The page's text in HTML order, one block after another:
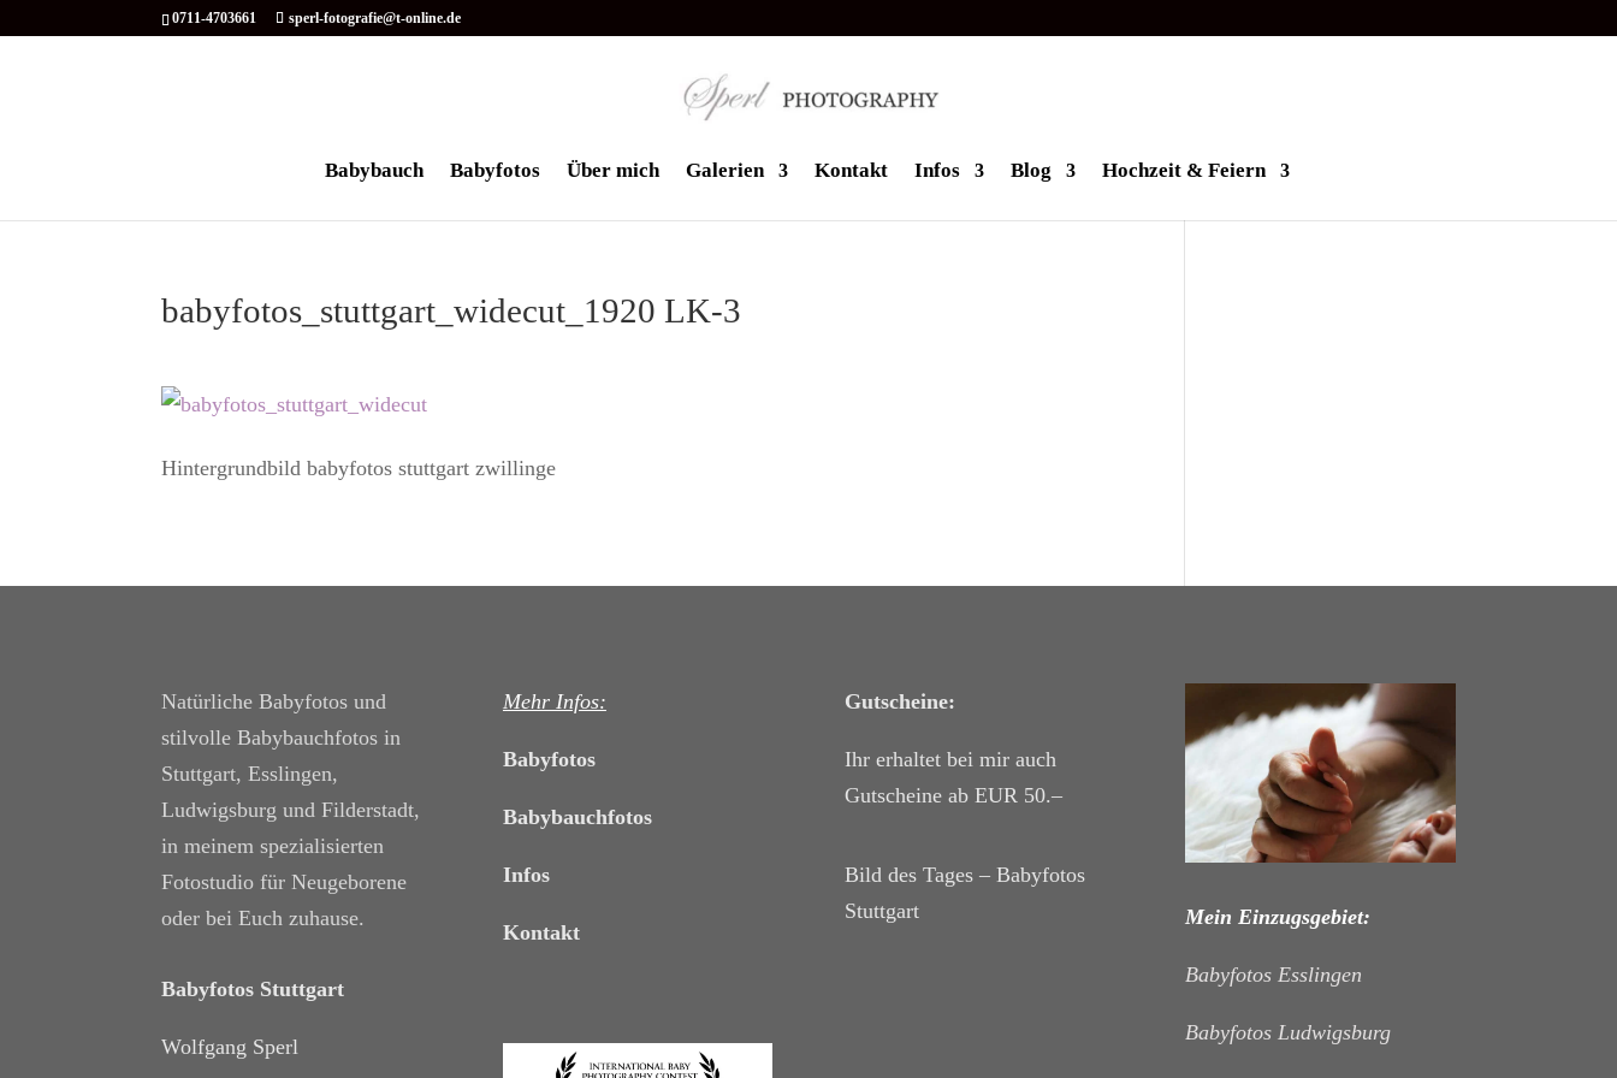
0711-4703661 sperl-fotografie@t-online.de
Babybauch Babyfotos Über mich Galerien Kontakt Infos Blog Hochzeit & Feiern
babyfotos_stuttgart_widecut_1920 LK-3
Hintergrundbild babyfotos stuttgart zwillinge
Natürliche Babyfotos und
stilvolle Babybauchfotos in
Stuttgart, Esslingen,
Ludwigsburg und Filderstadt,
in meinem spezialisierten
Fotostudio für Neugeborene
oder bei Euch zuhause.
Babyfotos Stuttgart
Wolfgang Sperl
Mehr Infos:
Babyfotos
Babybauchfotos
Infos
Kontakt
Gutscheine:
Ihr erhaltet bei mir auch
Gutscheine ab EUR 50.–
Bild des Tages – Babyfotos
Stuttgart
Mein Einzugsgebiet:
Babyfotos Esslingen
Babyfotos Ludwigsburg